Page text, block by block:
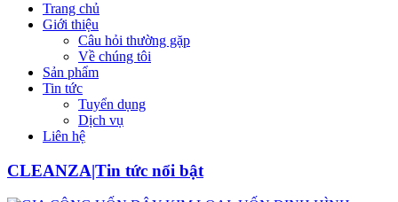
Trang chủ
Giới thiệu
Câu hỏi thường gặp
Về chúng tôi
Sản phẩm
Tin tức
Tuyển dụng
Dịch vụ
Liên hệ
CLEANZA|Tin tức nổi bật